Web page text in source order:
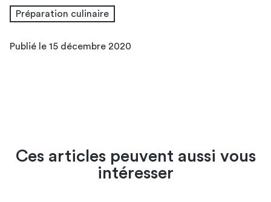
Préparation culinaire
Publié le 15 décembre 2020
Ces articles peuvent aussi vous
intéresser